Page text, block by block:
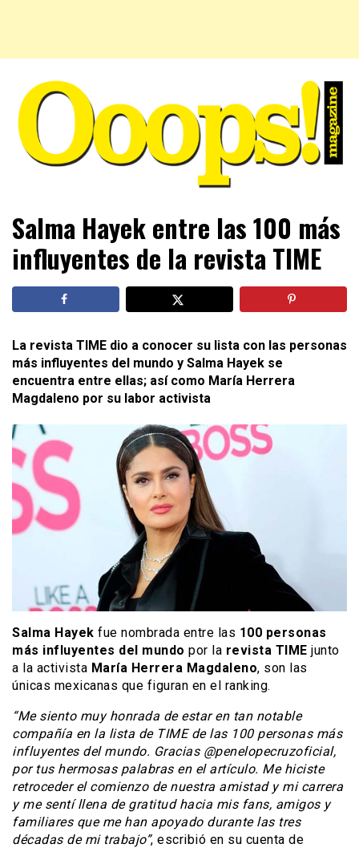
Ooops! Magazine
al tanto de las celebridades que sigues, todo a tu alcance
en un mismo lugar. Grupo Leferas™
Salma Hayek entre las 100 más
influyentes de la revista TIME
La revista TIME dio a conocer su lista con las personas
más influyentes del mundo y Salma Hayek se
encuentra entre ellas; así como María Herrera
Magdaleno por su labor activista
Salma Hayek fue nombrada entre las 100 personas
más influyentes del mundo por la revista TIME junto
a la activista María Herrera Magdaleno, son las
únicas mexicanas que figuran en el ranking.
“Me siento muy honrada de estar en tan notable
compañía en la lista de TIME de las 100 personas más
influyentes del mundo. Gracias @penelopecruzoficial,
por tus hermosas palabras en el artículo. Me hiciste
retroceder el comienzo de nuestra amistad y mi carrera
y me sentí llena de gratitud hacia mis fans, amigos y
familiares que me han apoyado durante las tres
décadas de mi trabajo”, escribió en su cuenta de